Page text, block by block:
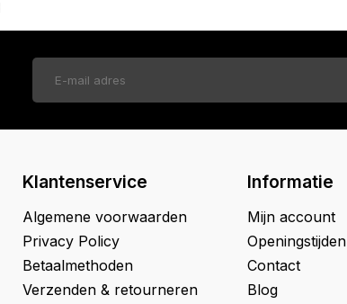
Klantenservice
Algemene voorwaarden
Privacy Policy
Betaalmethoden
Verzenden & retourneren
Informatie
Mijn account
Openingstijden
Contact
Blog